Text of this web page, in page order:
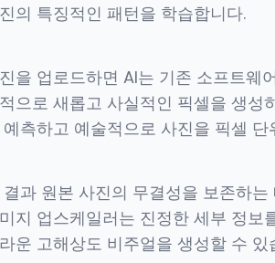
의 특징적인 패턴을 학습합니다.
을 업로드하면 AI는 기존 소프트웨
으로 새롭고 사실적인 픽셀을 생성
예측하고 예술적으로 사진을 픽셀
결과 원본 사진의 무결성을 보존하
지 업스케일러는 진정한 세부 정보
운 고해상도 비주얼을 생성할 수 있